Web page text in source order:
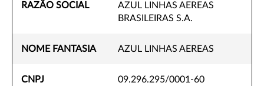
RAZÃO SOCIAL
AZUL LINHAS AEREAS
BRASILEIRAS S.A.
NOME FANTASIA AZUL LINHAS AEREAS
CNPJ 09.296.295/0001-60